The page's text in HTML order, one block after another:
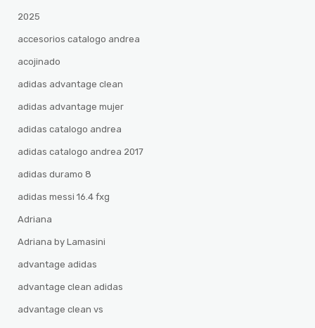
2025
accesorios catalogo andrea
acojinado
adidas advantage clean
adidas advantage mujer
adidas catalogo andrea
adidas catalogo andrea 2017
adidas duramo 8
adidas messi 16.4 fxg
Adriana
Adriana by Lamasini
advantage adidas
advantage clean adidas
advantage clean vs